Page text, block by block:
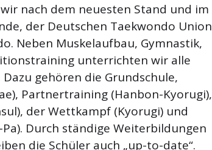
nach dem neuesten Stand und im
der Deutschen Taekwondo Union
Neben Muskelaufbau, Gymnastik,
unterrichten wir alle
gehören die Grundschule,
Partnertraining (Hanbon-Kyorugi),
der Wettkampf (Kyorugi) und
Durch ständige Weiterbildungen
die Schüler auch „up-to-date“.